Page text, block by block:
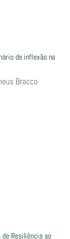
de inflexão na
Bracco
de Resiliência ao